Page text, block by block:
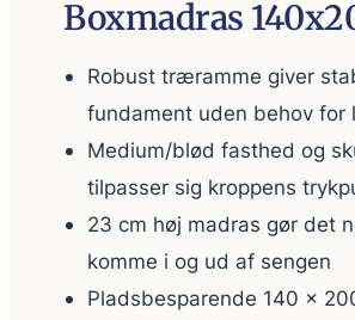
Boxmadras
Robust træramme giver
fundament uden behov for
Medium/blød fasthed og
tilpasser sig kroppens
23 cm høj madras gør det
komme i og ud af sengen
Pladsbesparende 140 x